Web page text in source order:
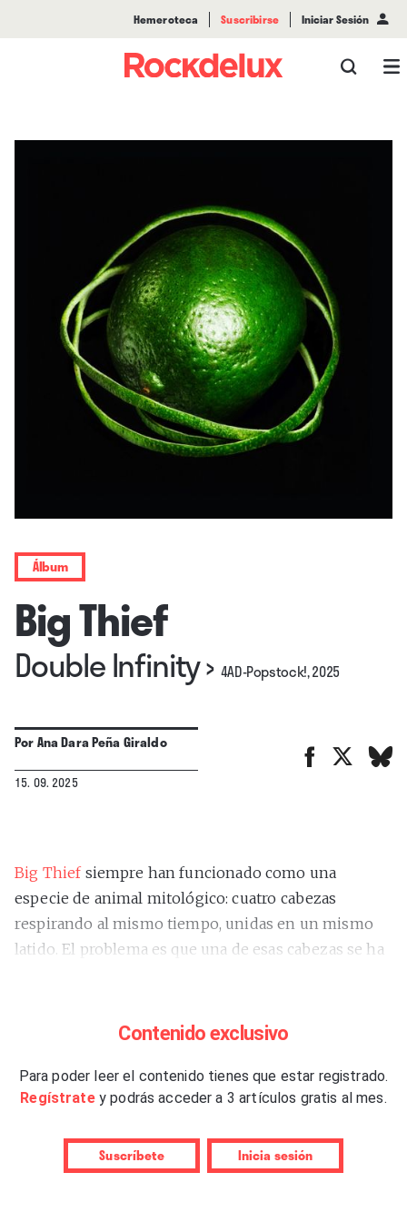
Hemeroteca Suscribirse Iniciar Sesión
Álbum
Big Thief
Double Infinity› 4AD-Popstock!, 2025
PorAna Dara Peña Giraldo
15. 09. 2025
Big Thiefsiempre han funcionado como una
especie de animal mitológico: cuatro cabezas
respirando al mismo tiempo, unidas en un mismo
latido. El problema es que una de esas cabezas se ha
Krivchenia decidieron abrir la puerta de golpe.
estudio, un álbum grabado en Nueva York con un
ejército de invitados. En los Power Station Studios se
Contenido exclusivo
Para poder leer el contenido tienes que estar registrado.
Regístrate y podrás acceder a 3 artículos gratis al mes.
Suscríbete Inicia sesión